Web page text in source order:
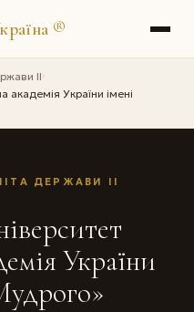
®
II›
академія України імені
ДЕРЖАВИ II
України